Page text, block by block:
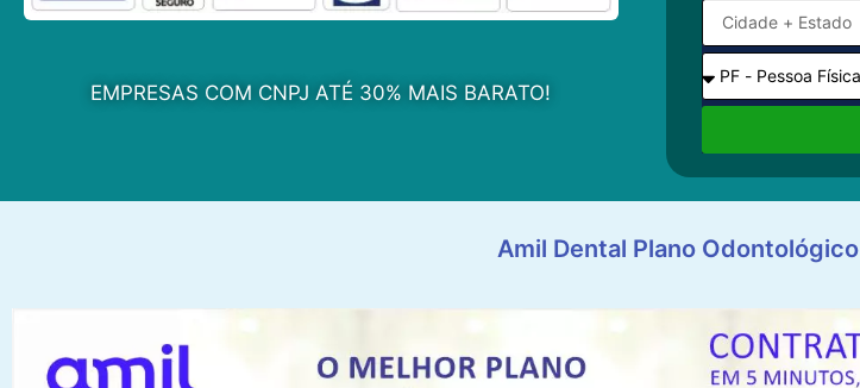
EMPRESAS COM CNPJ ATÉ 30% MAIS BARATO!
Amil Dental Plano Odontológico